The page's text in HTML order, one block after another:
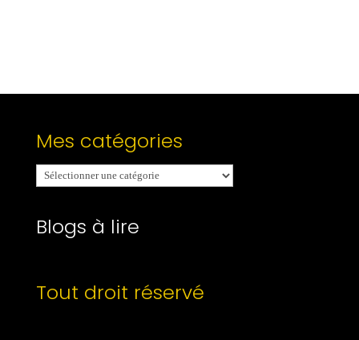
Mes catégories
Mes
catégories
Blogs à lire
Tout droit réservé